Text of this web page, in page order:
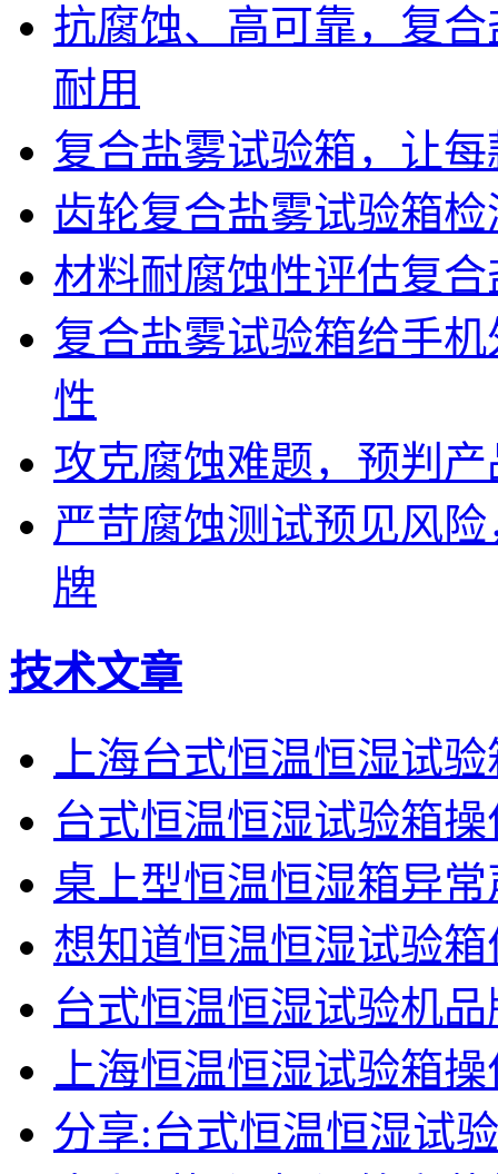
抗腐蚀、高可靠，复
耐用
复合盐雾试验箱，让
齿轮复合盐雾试验箱
材料耐腐蚀性评估复
复合盐雾试验箱给手
性
攻克腐蚀难题，预判
严苛腐蚀测试预见风
牌
技术文章
上海台式恒温恒湿试
台式恒温恒湿试验箱
桌上型恒温恒湿箱异
想知道恒温恒湿试验
台式恒温恒湿试验机
上海恒温恒湿试验箱
分享:台式恒温恒湿试